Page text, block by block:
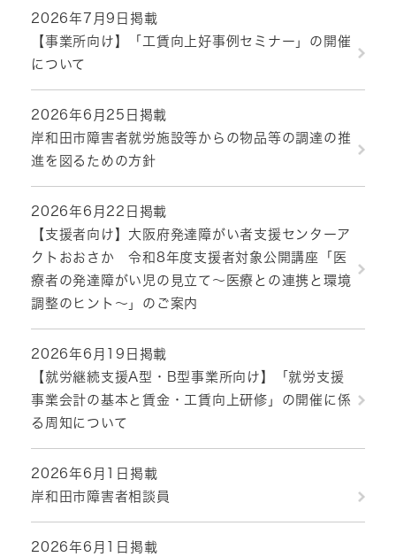
2026年7月9日掲載
【事業所向け】「工賃向上好事例セミナー」の開催
について
2026年6月25日掲載
岸和田市障害者就労施設等からの物品等の調達の推
進を図るための方針
2026年6月22日掲載
【支援者向け】大阪府発達障がい者支援センターア
クトおおさか 令和8年度支援者対象公開講座「医
療者の発達障がい児の見立て～医療との連携と環境
調整のヒント～」のご案内
2026年6月19日掲載
【就労継続支援A型・B型事業所向け】「就労支援
事業会計の基本と賃金・工賃向上研修」の開催に係
る周知について
2026年6月1日掲載
岸和田市障害者相談員
2026年6月1日掲載